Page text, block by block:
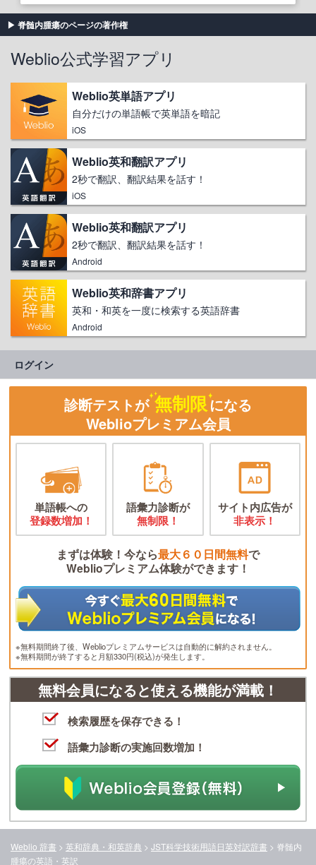
脊髄内腫瘍のページの著作権
Weblio公式学習アプリ
Weblio英単語アプリ
自分だけの単語帳で英単語を暗記
iOS
Weblio英和翻訳アプリ
2秒で翻訳、翻訳結果を話す！
iOS
Weblio英和翻訳アプリ
2秒で翻訳、翻訳結果を話す！
Android
Weblio英和辞書アプリ
英和・和英を一度に検索する英語辞書
Android
ログイン
診断テストが 無制限になる
Weblioプレミアム会員
単語帳への
登録数増加！
語彙力診断が
無制限！
サイト内広告が
非表示！
まずは体験！今なら最大６０日間無料で
Weblioプレミアム体験ができます！
※無料期間終了後、Weblioプレミアムサービスは自動的に解約されません。
※無料期間が終了すると月額330円(税込)が発生します。
無料会員になると使える機能が満載！
検索履歴を保存できる！
語彙力診断の実施回数増加！
Weblio 辞書 > 英和辞典・和英辞典 > JST科学技術用語日英対訳辞書 > 脊髄内
腫瘍の英語・英訳